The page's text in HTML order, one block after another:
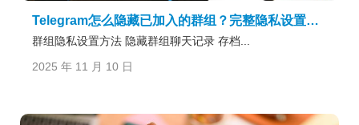
Telegram怎么隐藏已加入的群组？完整隐私设置与操作教学
群组隐私设置方法 隐藏群组聊天记录 存档...
2025 年 11 月 10 日